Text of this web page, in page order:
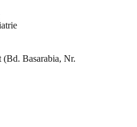
Basarabia, Nr.